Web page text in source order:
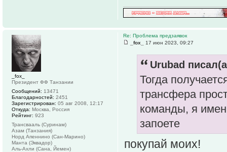
Re: Проблема предзаявок
_fox_
17 июн 2023, 09:27
Urubad
Тогда
трансфера
команды, я
запоете
покупай моих!
_fox_
Президент ФФ Танзании
Сообщений: 13471
Благодарностей: 2451
Зарегистрирован: 05 авг 2008, 12:17
Откуда: Москва, Россия
Рейтинг: 923
Трансвааль (Суринам)
Азам (Танзания)
Норд Апеннино (Сан-Марино)
Манта (Эквадор)
Аль-Ахли (Сана, Йемен)